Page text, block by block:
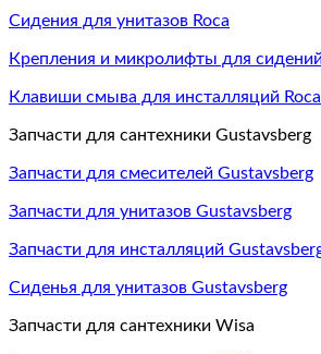
Сидения для унитазов Roca
Крепления и микролифты для
Клавиши смыва для инсталляций Roca
Запчасти для сантехники Gustavsberg
Запчасти для смесителей Gustavsberg
Запчасти для унитазов Gustavsberg
Запчасти для инсталляций
Сиденья для унитазов Gustavsberg
Запчасти для сантехники Wisa